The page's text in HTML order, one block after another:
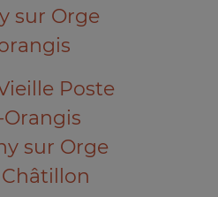
sur Orge
Poste
Orangis
sur Orge